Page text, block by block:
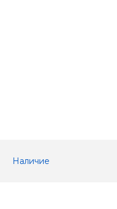
Наличие